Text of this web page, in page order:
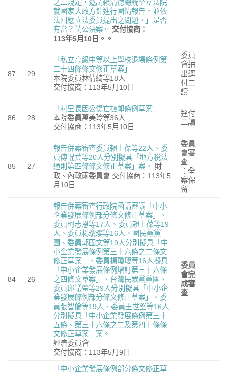
之二規定，邀請賴清德總統至立法院
就國家大政方針進行國情報告，並依
法回應立法委員提出之問題。」是否
有當？請公決案。 交付協商：
113年5月 10 日。。
87 29
「私立高級中等以上學校退場條例第
二十四條條文修正草案」
本院委員林倩綺等18人
交付協商：113年5月10日
委員
會抽
出逕
付二
讀
86 28
「村里長因公傷亡撫卹條例草案 」
本院委員萬美玲等36人
交付協商：113年5月10日
逕付
二讀
85 27
報告併案審查委員賴士葆等22人、委
員傅崐萁等20人分別擬具「地方稅法
通則第四條條文修正草案」案。 財
政、內政兩委員會 交付協商：113年5
月10日
委員
會審
查
：全
案保
留
84 26
報告併案審查行政院函請審議「中小
企業發展條例部分條文修正草案」、
委員柯志恩等17人、委員賴士葆等19
人、委員楊瓊瓔等16人、國民黨黨
團、委員郭國文等19人分別擬具「中
小企業發展條例第三十六條之二條文
修正草案」、委員楊瓊瓔等16人擬具
「中小企業發展條例增訂第三十六條
之四條文草案」、台灣民眾黨黨團、
委員邱議瑩等29人分別擬具「中小企
業發展條例部分條文修正草案」、委
員張智倫等19人、委員王世堅等16人
分別擬具「中小企業發展條例第三十
五條、第三十六條之二及第四十條條
文修正草案」案。
經濟委員會
交付協商：113年5月9日
委員
會完
成審
查
「中小企業發展條例部分條文修正草